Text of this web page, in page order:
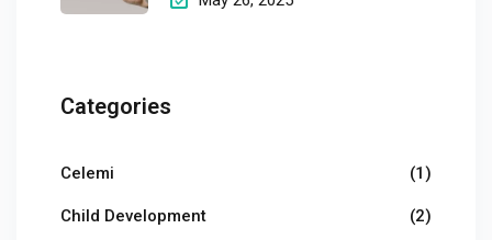
Categories
Celemi (1)
Child Development (2)